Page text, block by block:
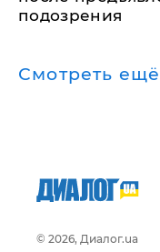
подозрения
Смотреть ещё
© 2026, Диалог.ua